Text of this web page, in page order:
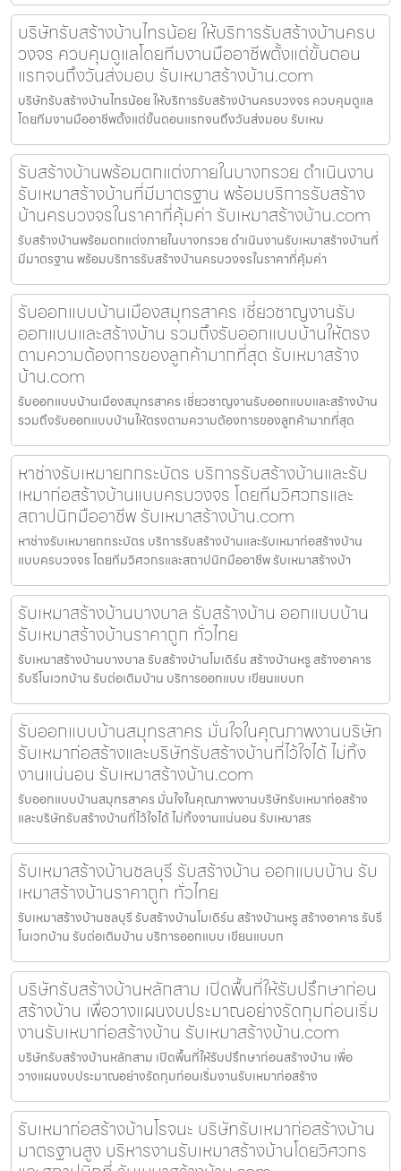
บริษัทรับสร้างบ้านไทรน้อย ให้บริการรับสร้างบ้านครบ
วงจร ควบคุมดูแลโดยทีมงานมืออาชีพตั้งแต่ขั้นตอน
แรกจนถึงวันส่งมอบ รับเหมาสร้างบ้าน.com
บริษัทรับสร้างบ้านไทรน้อย ให้บริการรับสร้างบ้านครบวงจร ควบคุมดูแล
โดยทีมงานมืออาชีพตั้งแต่ขั้นตอนแรกจนถึงวันส่งมอบ รับเหม
รับสร้างบ้านพร้อมตกแต่งภายในบางกรวย ดำเนินงาน
รับเหมาสร้างบ้านที่มีมาตรฐาน พร้อมบริการรับสร้าง
บ้านครบวงจรในราคาที่คุ้มค่า รับเหมาสร้างบ้าน.com
รับสร้างบ้านพร้อมตกแต่งภายในบางกรวย ดำเนินงานรับเหมาสร้างบ้านที่
มีมาตรฐาน พร้อมบริการรับสร้างบ้านครบวงจรในราคาที่คุ้มค่า
รับออกแบบบ้านเมืองสมุทรสาคร เชี่ยวชาญงานรับ
ออกแบบและสร้างบ้าน รวมถึงรับออกแบบบ้านให้ตรง
ตามความต้องการของลูกค้ามากที่สุด รับเหมาสร้าง
บ้าน.com
รับออกแบบบ้านเมืองสมุทรสาคร เชี่ยวชาญงานรับออกแบบและสร้างบ้าน
รวมถึงรับออกแบบบ้านให้ตรงตามความต้องการของลูกค้ามากที่สุด
หาช่างรับเหมายกกระบัตร บริการรับสร้างบ้านและรับ
เหมาก่อสร้างบ้านแบบครบวงจร โดยทีมวิศวกรและ
สถาปนิกมืออาชีพ รับเหมาสร้างบ้าน.com
หาช่างรับเหมายกกระบัตร บริการรับสร้างบ้านและรับเหมาก่อสร้างบ้าน
แบบครบวงจร โดยทีมวิศวกรและสถาปนิกมืออาชีพ รับเหมาสร้างบ้า
รับเหมาสร้างบ้านบางบาล รับสร้างบ้าน ออกแบบบ้าน
รับเหมาสร้างบ้านราคาถูก ทั่วไทย
รับเหมาสร้างบ้านบางบาล รับสร้างบ้านโมเดิร์น สร้างบ้านหรู สร้างอาคาร
รับรีโนเวทบ้าน รับต่อเติมบ้าน บริการออกแบบ เขียนแบบก
รับออกแบบบ้านสมุทรสาคร มั่นใจในคุณภาพงานบริษัท
รับเหมาก่อสร้างและบริษัทรับสร้างบ้านที่ไว้ใจได้ ไม่ทิ้ง
งานแน่นอน รับเหมาสร้างบ้าน.com
รับออกแบบบ้านสมุทรสาคร มั่นใจในคุณภาพงานบริษัทรับเหมาก่อสร้าง
และบริษัทรับสร้างบ้านที่ไว้ใจได้ ไม่ทิ้งงานแน่นอน รับเหมาสร
รับเหมาสร้างบ้านชลบุรี รับสร้างบ้าน ออกแบบบ้าน รับ
เหมาสร้างบ้านราคาถูก ทั่วไทย
รับเหมาสร้างบ้านชลบุรี รับสร้างบ้านโมเดิร์น สร้างบ้านหรู สร้างอาคาร รับรี
โนเวทบ้าน รับต่อเติมบ้าน บริการออกแบบ เขียนแบบก
บริษัทรับสร้างบ้านหลักสาม เปิดพื้นที่ให้รับปรึกษาก่อน
สร้างบ้าน เพื่อวางแผนงบประมาณอย่างรัดกุมก่อนเริ่ม
งานรับเหมาก่อสร้างบ้าน รับเหมาสร้างบ้าน.com
บริษัทรับสร้างบ้านหลักสาม เปิดพื้นที่ให้รับปรึกษาก่อนสร้างบ้าน เพื่อ
วางแผนงบประมาณอย่างรัดกุมก่อนเริ่มงานรับเหมาก่อสร้าง
รับเหมาก่อสร้างบ้านโรจนะ บริษัทรับเหมาก่อสร้างบ้าน
มาตรฐานสูง บริหารงานรับเหมาสร้างบ้านโดยวิศวกร